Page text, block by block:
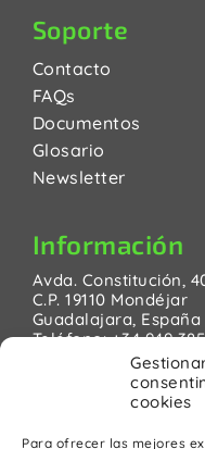
cookies
Para ofrecer las mejores
Soporte
Contacto
FAQs
Documentos
Glosario
Newsletter
Información
Avda. Constitución,
C.P. 19110 Mondéjar
Guadalajara, España
Teléfono:+34 949